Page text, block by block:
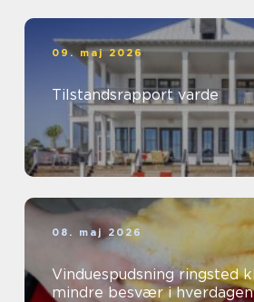
09. maj 2026
Tilstandsrapport varde
08. maj 2026
Vinduespudsning ringsted klar udsigt og
mindre besvær i hverdagen